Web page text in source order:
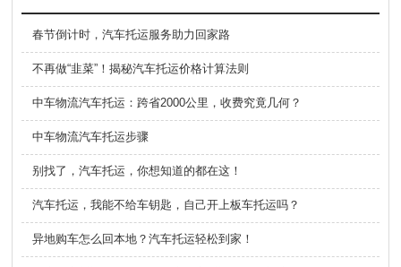
春节倒计时，汽车托运服务助力回家路
不再做“韭菜”！揭秘汽车托运价格计算法则
中车物流汽车托运：跨省2000公里，收费究竟几何？
中车物流汽车托运步骤
别找了，汽车托运，你想知道的都在这！
汽车托运，我能不给车钥匙，自己开上板车托运吗？
异地购车怎么回本地？汽车托运轻松到家！